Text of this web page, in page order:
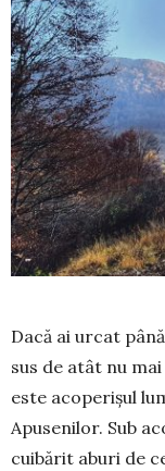
Dacă ai urcat
sus de atât nu
este acoperișul
Apusenilor. Sub
cuibărit aburi de